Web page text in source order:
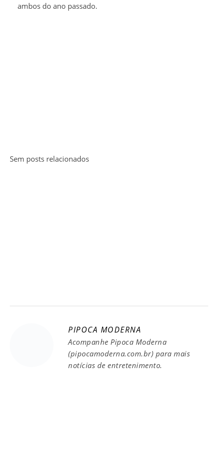
ambos do ano passado.
Sem posts relacionados
PIPOCA MODERNA
Acompanhe Pipoca Moderna
(pipocamoderna.com.br) para mais
notícias de entretenimento.